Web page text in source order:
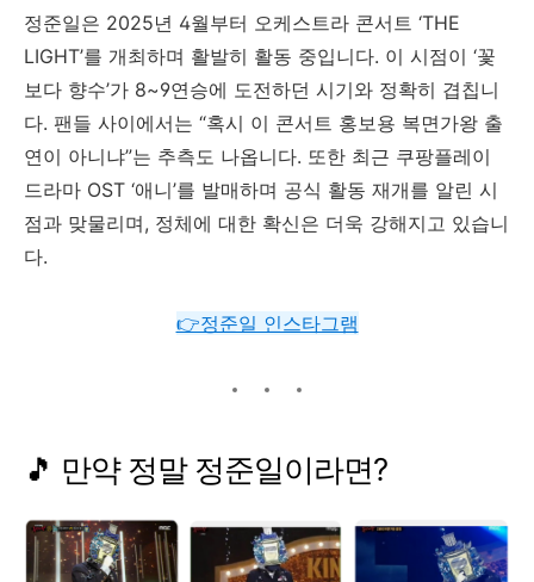
정준일은 2025년 4월부터 오케스트라 콘서트 ‘THE
LIGHT’를 개최하며 활발히 활동 중입니다. 이 시점이 ‘꽃
보다 향수’가 8~9연승에 도전하던 시기와 정확히 겹칩니
다. 팬들 사이에서는 “혹시 이 콘서트 홍보용 복면가왕 출
연이 아니냐”는 추측도 나옵니다. 또한 최근 쿠팡플레이
드라마 OST ‘애니’를 발매하며 공식 활동 재개를 알린 시
점과 맞물리며, 정체에 대한 확신은 더욱 강해지고 있습니
다.
👉정준일 인스타그램
🎵 만약 정말 정준일이라면?